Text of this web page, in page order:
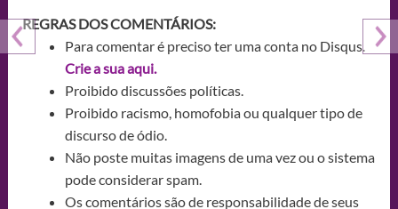
REGRAS DOS COMENTÁRIOS:
Para comentar é preciso ter uma conta no Disqus.
Crie a sua aqui.
Proibido discussões políticas.
Proibido racismo, homofobia ou qualquer tipo de
discurso de ódio.
Não poste muitas imagens de uma vez ou o sistema
pode considerar spam.
Os comentários são de responsabilidade de seus